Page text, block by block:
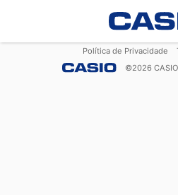
Política de Privacidade
©2026